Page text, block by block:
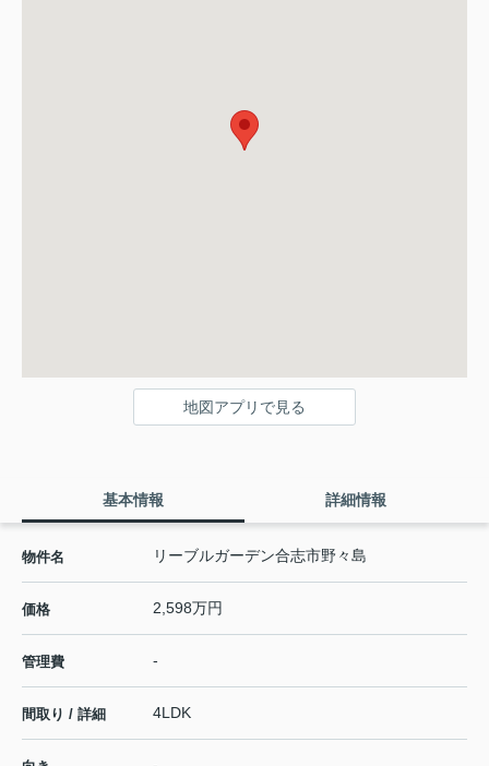
地図アプリで見る
基本情報 詳細情報
物件名 リーブルガーデン合志市野々島
価格 2,598万円
管理費 -
間取り / 詳細 4LDK